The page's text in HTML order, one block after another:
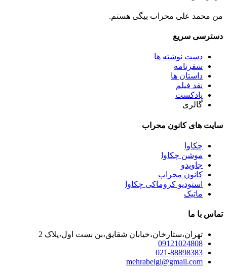
من محمد علی محراب بیگی هستم.
دسترسی سریع
دست نوشته ها
سفرنامه
داستان ها
نقد فیلم
پادکست
گالری
سایت های کانون محراب
چکاوا
موشن چکاوا
جاویدو
کانون محراب
استودیو کروماکی چکاوا
ماتیک
تماس با ما
تهران،ستارخان،خیابان شقایق،بن بست اول،پلاک 2
09121024808
021-88898383
mehrabeigi@gmail.com